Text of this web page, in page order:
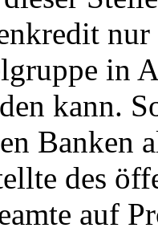
in
kann.
Banken
des
auf